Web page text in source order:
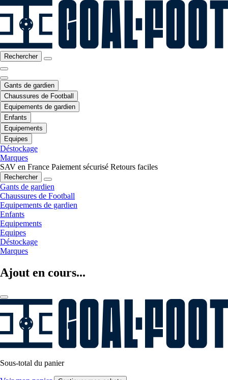
Rechercher
Gants de gardien
Chaussures de Football
Equipements de gardien
Enfants
Equipements
Equipes
Déstockage
Marques
SAV en France Paiement sécurisé Retours faciles
Rechercher
Gants de gardien
Chaussures de Football
Equipements de gardien
Enfants
Equipements
Equipes
Déstockage
Marques
Ajout en cours...
Sous-total du panier